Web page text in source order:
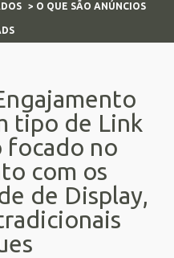
> O QUE SÃO ANÚNCIOS
tipo de Link
focado no
com os
de Display,